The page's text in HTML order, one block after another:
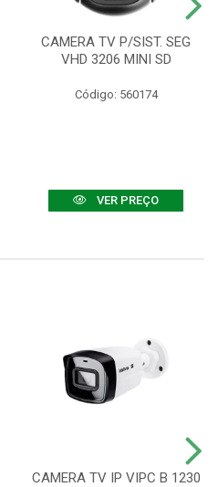
CAMERA TV P/SIST. SEG
VHD 3206 MINI SD
Código: 560174
VER PREÇO
CAMERA TV IP VIPC B 1230